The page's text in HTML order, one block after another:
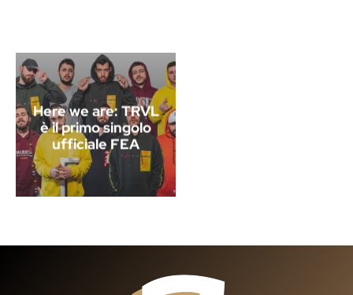
Here we are: TRVL
è il primo singolo
ufficiale FEA